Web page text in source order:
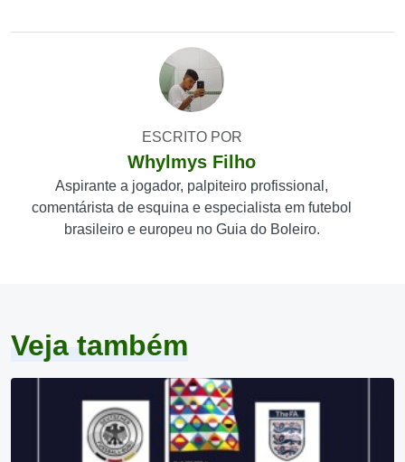
ESCRITO POR
Whylmys Filho
Aspirante a jogador, palpiteiro profissional,
comentárista de esquina e especialista em futebol
brasileiro e europeu no Guia do Boleiro.
Veja também